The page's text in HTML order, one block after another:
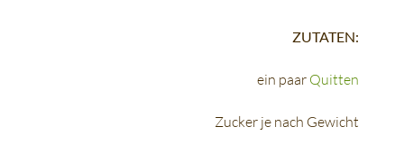
ZUTATEN:
ein paar Quitten
Zucker je nach Gewicht